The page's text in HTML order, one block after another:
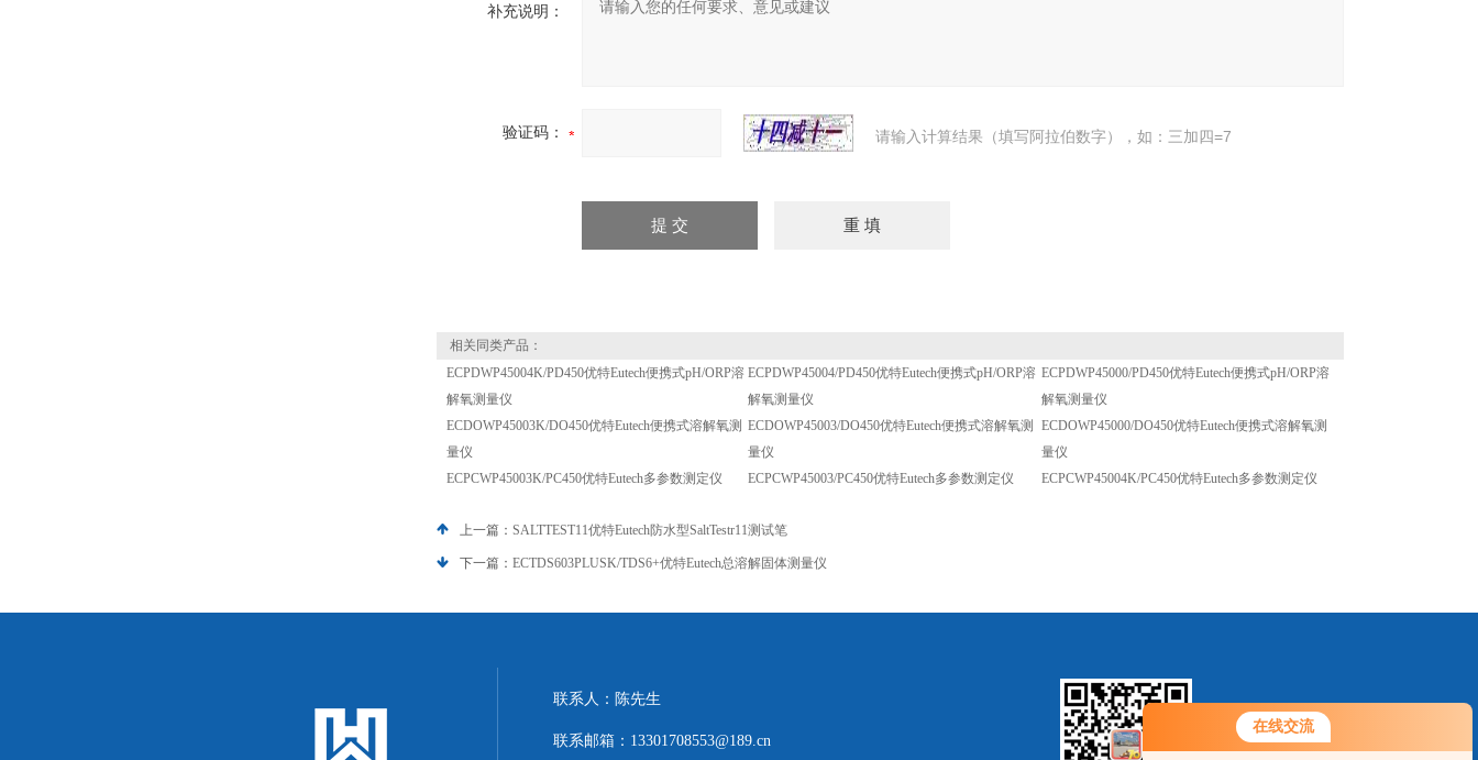
在线交流
补充说明：
验证码： 请输入计算结果（填写阿拉伯数字），如：三加四=7
相关同类产品：
ECPDWP45004K/PD450优特Eutech便携式pH/ORP溶
解氧测量仪
ECPDWP45004/PD450优特Eutech便携式pH/ORP溶
解氧测量仪
ECPDWP45000/PD450优特Eutech便携式pH/ORP溶
解氧测量仪
ECDOWP45003K/DO450优特Eutech便携式溶解氧测
量仪
ECDOWP45003/DO450优特Eutech便携式溶解氧测
量仪
ECDOWP45000/DO450优特Eutech便携式溶解氧测
量仪
ECPCWP45003K/PC450优特Eutech多参数测定仪
ECPCWP45003/PC450优特Eutech多参数测定仪 ECPCWP45004K/PC450优特Eutech多参数测定仪
上一篇： SALTTEST11优特Eutech防水型SaltTestr11测试笔
下一篇： ECTDS603PLUSK/TDS6+优特Eutech总溶解固体测量仪
联系人：陈先生
联系邮箱：13301708553@189.cn